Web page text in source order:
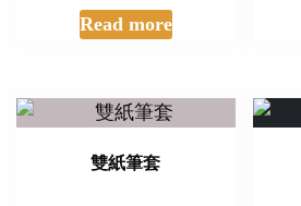
Read more
雙紙筆套